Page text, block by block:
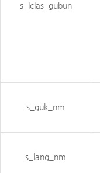
s_lclas_gubun
s_guk_nm
s_lang_nm